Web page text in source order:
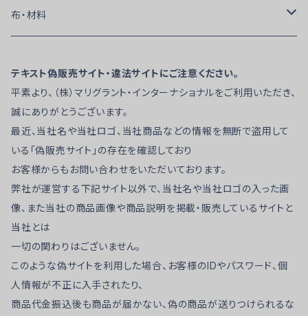
トップス（ボディタイプ）
スカート
ワンピース
WAVE Wear
Chacott
ポイントカラー
アソート
アイラシュ
スポンジ・パウダーパフ
ブラシ
へら
布・材料
ストーン
テキスト偽販売サイト・違法サイトにご注意ください。
平素より、（株）マリグラント・インターナショナルをご利用いただき、
誠にありがとうございます。
最近、当社名や当社ロゴ、当社商品などの情報を無断で盗用して
いる「偽販売サイト」の存在を確認しており
お客様からもお問い合わせをいただいております。
弊社が運営する下記サイト以外で、当社名や当社ロゴの入った画
像、また当社の商品画像や商品説明を掲載・販売しているサイトと
当社とは
一切の関わりはございません。
このような偽サイトを利用した場合、お客様のIDやパスワード、個
人情報が不正に入手されたり、
商品代金振込後も商品が届かない、偽の商品が送りつけられるな